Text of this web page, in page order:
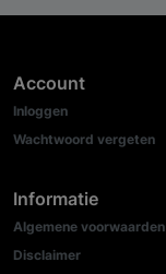
Account
Inloggen
Wachtwoord vergeten
Informatie
Algemene voorwaarden
Disclaimer